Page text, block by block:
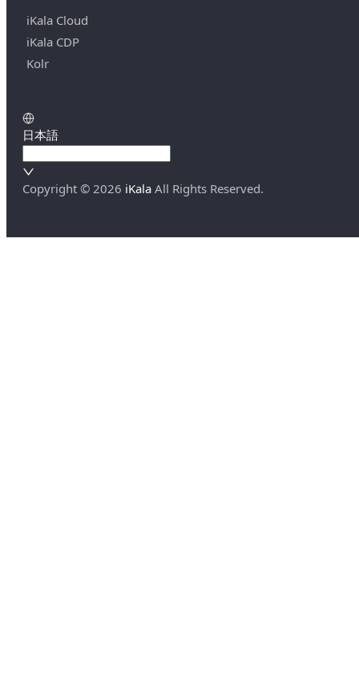
iKala Cloud
iKala CDP
Kolr
日本語
Copyright © 2026 iKala All Rights Reserved.